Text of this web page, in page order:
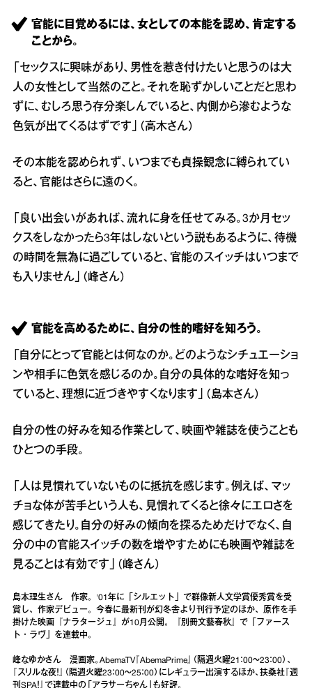
官能に目覚めるには、女としての本能を認め、肯定する
ことから。
「セックスに興味があり、男性を惹き付けたいと思うのは大
人の女性として当然のこと。それを恥ずかしいことだと思わ
ずに、むしろ思う存分楽しんでいると、内側から滲むような
色気が出てくるはずです」（高木さん）
その本能を認められず、いつまでも貞操観念に縛られてい
ると、官能はさらに遠のく。
「良い出会いがあれば、流れに身を任せてみる。3か月セッ
クスをしなかったら3年はしないという説もあるように、待機
の時間を無為に過ごしていると、官能のスイッチはいつまで
も入りません」（峰さん）
官能を高めるために、自分の性的嗜好を知ろう。
「自分にとって官能とは何なのか。どのようなシチュエーショ
ンや相手に色気を感じるのか。自分の具体的な嗜好を知っ
ていると、理想に近づきやすくなります」（島本さん）
自分の性の好みを知る作業として、映画や雑誌を使うことも
ひとつの手段。
「人は見慣れていないものに抵抗を感じます。例えば、マッ
チョな体が苦手という人も、見慣れてくると徐々にエロさを
感じてきたり。自分の好みの傾向を探るためだけでなく、自
分の中の官能スイッチの数を増やすためにも映画や雑誌を
見ることは有効です」（峰さん）
島本理生さん 作家。'01年に「シルエット」で群像新人文学賞優秀賞を受
賞し、作家デビュー。今春に最新刊が幻冬舎より刊行予定のほか、原作を手
掛けた映画『ナラタージュ』が10月公開。『別冊文藝春秋』で「ファース
ト・ラヴ」を連載中。
峰なゆかさん 漫画家。AbemaTV『AbemaPrime』（隔週火曜21：00～23：00）、
『スリルな夜！』（隔週火曜23：00～25：00）にレギュラー出演するほか、扶桑社『週
刊SPA！』で連載中の「アラサーちゃん」も好評。